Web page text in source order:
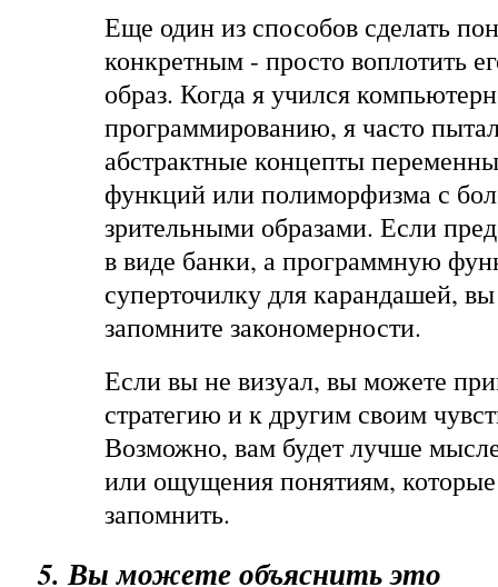
Еще один из способов сделать
конкретным - просто воплотить
образ. Когда я учился
программированию, я часто
абстрактные концепты
функций или полиморфизма с
зрительными образами. Если
в виде банки, а программную
суперточилку для карандашей,
запомните закономерности.
Если вы не визуал, вы можете
стратегию и к другим своим
Возможно, вам будет лучше
или ощущения понятиям, которые
запомнить.
5. Вы можете объяснить это